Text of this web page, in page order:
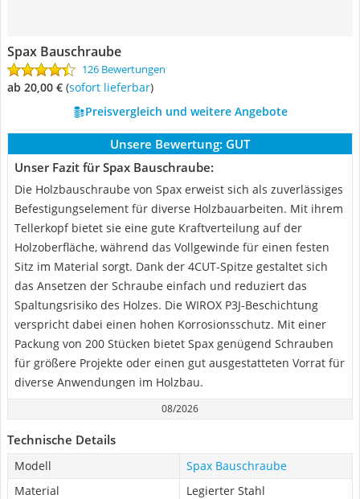
Spax Bauschraube
126 Bewertungen
ab 20,00 € ( Sofort lieferbar)
Preisvergleich und weitere Angebote
Unsere Bewertung: GUT
Unser Fazit für Spax Bauschraube:
Die Holzbauschraube von Spax erweist sich als zuverlässiges
Befestigungselement für diverse Holzbauarbeiten. Mit ihrem
Tellerkopf bietet sie eine gute Kraftverteilung auf der
Holzoberfläche, während das Vollgewinde für einen festen
Sitz im Material sorgt. Dank der 4CUT-Spitze gestaltet sich
das Ansetzen der Schraube einfach und reduziert das
Spaltungsrisiko des Holzes. Die WIROX P3J-Beschichtung
verspricht dabei einen hohen Korrosionsschutz. Mit einer
Packung von 200 Stücken bietet Spax genügend Schrauben
für größere Projekte oder einen gut ausgestatteten Vorrat für
diverse Anwendungen im Holzbau.
08/2026
Technische Details
Modell
Spax Bauschraube
Material
Legierter Stahl